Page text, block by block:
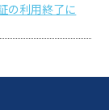
の利用終了に